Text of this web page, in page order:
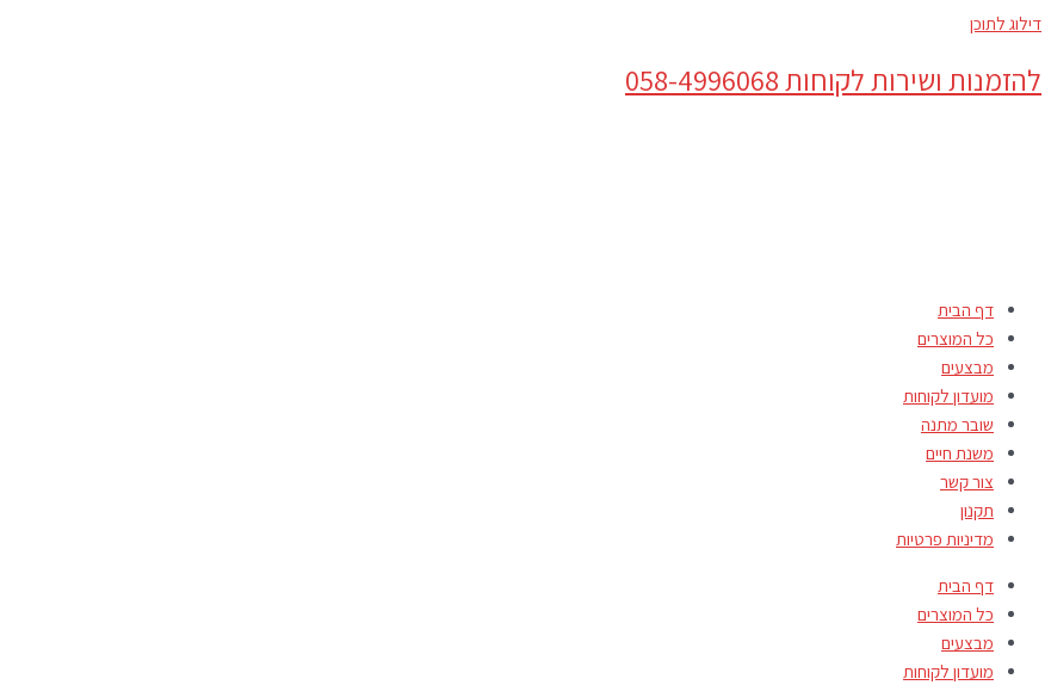
דילוג לתוכן
להזמנות ושירות לקוחות 058-4996068
דף הבית
כל המוצרים
מבצעים
מועדון לקוחות
שובר מתנה
משנת חיים
צור קשר
תקנון
מדיניות פרטיות
דף הבית
כל המוצרים
מבצעים
מועדון לקוחות